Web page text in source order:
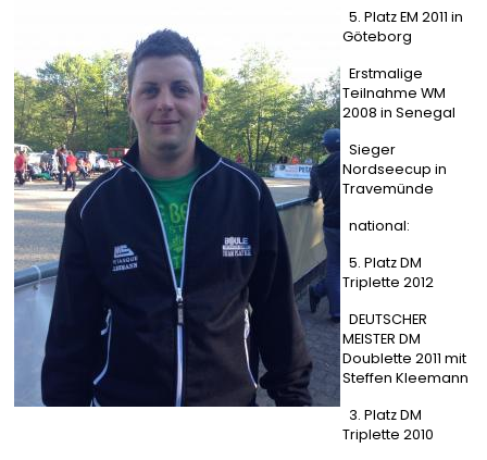
5. Platz EM 2011 in
Göteborg
Erstmalige
Teilnahme WM
2008 in Senegal
Sieger
Nordseecup in
Travemünde
national:
5. Platz DM
Triplette 2012
DEUTSCHER
MEISTER DM
Doublette 2011 mit
Steffen Kleemann
3. Platz DM
Triplette 2010